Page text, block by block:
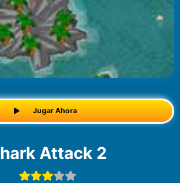
Jugar Ahora
Shark Attack 2